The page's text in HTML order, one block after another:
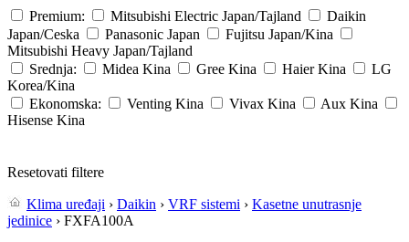
Premium: Mitsubishi Electric Japan/Tajland
Daikin
Japan/Ceska
Panasonic Japan Fujitsu Japan/Kina
Mitsubishi Heavy Japan/Tajland
Srednja:
Midea Kina Gree Kina Haier Kina
LG
Korea/Kina
Ekonomska:
Venting Kina Vivax Kina Aux Kina
Hisense Kina
Resetovati filtere
Klima uređaji › Daikin › VRF sistemi › Kasetne unutrasnje
jedinice › FXFA100A